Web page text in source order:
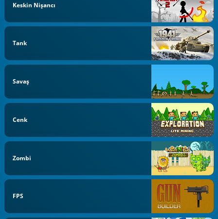
Keskin Nişancı
Tank
Savaş
Cenk
Zombi
FPS